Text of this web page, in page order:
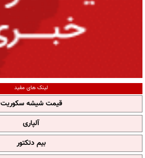
لینک های مفید
قیمت شیشه سکوریت
آلپاری
بیم دتکتور